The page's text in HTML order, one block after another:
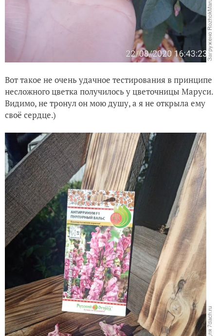
Вот такое не очень удачное тестирования в принципе
несложного цветка получилось у цветочницы Маруси.
Видимо, не тронул он мою душу, а я не открыла ему
своё сердце.)